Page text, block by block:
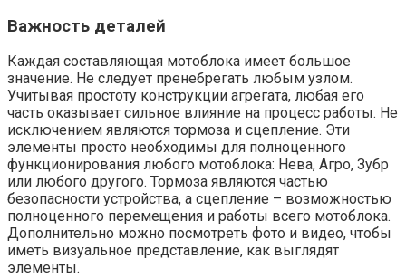
Важность деталей
Каждая составляющая мотоблока имеет большое
значение. Не следует пренебрегать любым узлом.
Учитывая простоту конструкции агрегата, любая его
часть оказывает сильное влияние на процесс работы. Не
исключением являются тормоза и сцепление. Эти
элементы просто необходимы для полноценного
функционирования любого мотоблока: Нева, Агро, Зубр
или любого другого. Тормоза являются частью
безопасности устройства, а сцепление – возможностью
полноценного перемещения и работы всего мотоблока.
Дополнительно можно посмотреть фото и видео, чтобы
иметь визуальное представление, как выглядят
элементы.